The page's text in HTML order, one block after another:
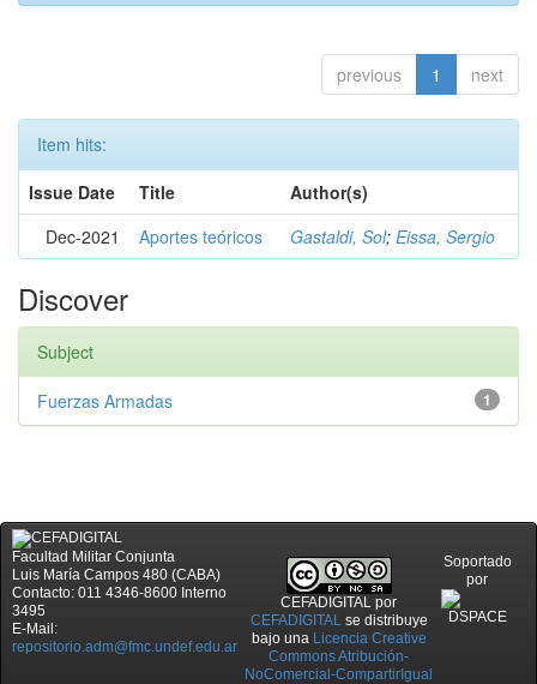
previous 1 next
Item hits:
Issue Date
Title
Author(s)
Dec-2021
Aportes teóricos Gastaldi, Sol; Eissa, Sergio
Discover
Subject
1
Fuerzas Armadas
Facultad Militar Conjunta
Luis María Campos 480 (CABA)
Contacto: 011 4346-8600 Interno
3495
E-Mail:
repositorio.adm@fmc.undef.edu.ar
CEFADIGITAL por
CEFADIGITALse distribuye
bajo una Licencia Creative
Commons Atribución-
NoComercial-CompartirIgual
Soportado
por